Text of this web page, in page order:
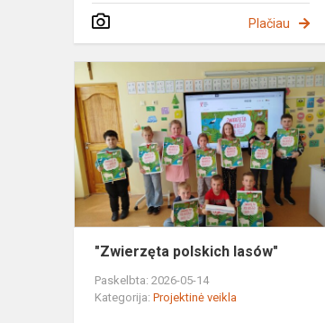
Plačiau
"Zwierzęta polskich lasów"
Paskelbta: 2026-05-14
Kategorija: Projektinė veikla